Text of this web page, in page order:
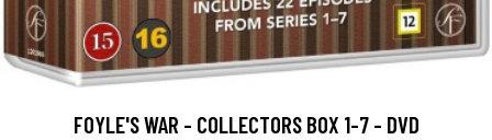
FOYLE'S WAR - COLLECTORS BOX 1-7 - DVD